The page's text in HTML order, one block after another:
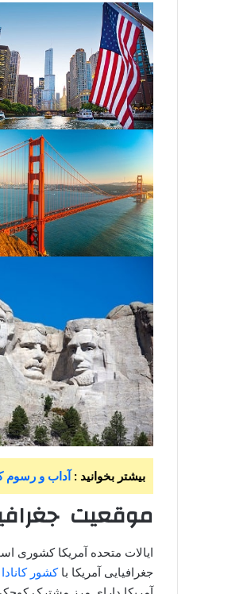
بیشتر بخوانید :آداب و رسوم
موقعیت
جغرافیایی آمریکا باکشور کانادا